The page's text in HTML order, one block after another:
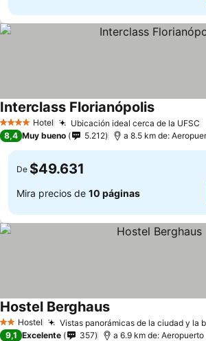
4 EstrellasHotel Ubicación ideal cerca de la UFSC
Interclass FlorianópolisVer precios
8,4 Muy bueno 5.212 a 8.5 km de:
De $49.631
Mira precios de 10 páginas
2 Estrellas
Hostel Vistas panorámicas de la ciudad y la
Hostel BerghausVer precios
9,1 Excelente 357 a 6.9 km de: